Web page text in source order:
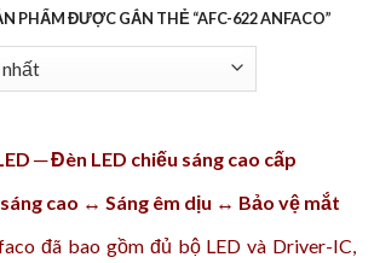
PHẨM ĐƯỢC GẮN THẺ “AFC-622 ANFACO”
─ Đèn LED chiếu sáng cao cấp
cao ↔ Sáng êm dịu ↔ Bảo vệ mắt
đã bao gồm đủ bộ LED và Driver-IC,